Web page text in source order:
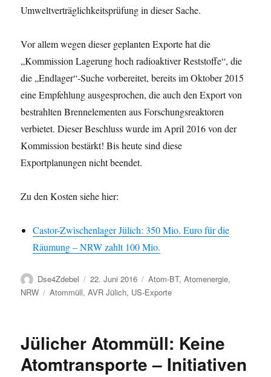
Umweltverträglichkeitsprüfung in dieser Sache.
Vor allem wegen dieser geplanten Exporte hat die
„Kommission Lagerung hoch radioaktiver Reststoffe“, die
die „Endlager“-Suche vorbereitet, bereits im Oktober 2015
eine Empfehlung ausgesprochen, die auch den Export von
bestrahlten Brennelementen aus Forschungsreaktoren
verbietet. Dieser Beschluss wurde im April 2016 von der
Kommission bestärkt! Bis heute sind diese
Exportplanungen nicht beendet.
Zu den Kosten siehe hier:
Castor-Zwischenlager Jülich: 350 Mio. Euro für die
Räumung – NRW zahlt 100 Mio.
Autor
Dse4Zdebel
Veröffentlicht
am
22. Juni 2016 Kategorien
Atom-BT,Atomenergie,
NRW
Schlagwörter
Atommüll,AVR Jülich, US-Exporte
Jülicher Atommüll: Keine
Atomtransporte – Initiativen